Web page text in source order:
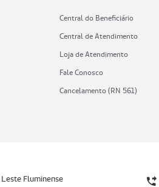
Central do Beneficiário
Central de Atendimento
Loja de Atendimento
Fale Conosco
Cancelamento (RN 561)
Fluminense